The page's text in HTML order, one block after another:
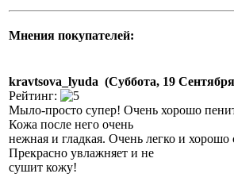
Мнения покупателей:
kravtsova_lyuda (Суббота, 19
Рейтинг:
Мыло-просто супер! Очень хорошо
Кожа после него очень
нежная и гладкая. Очень легко и
Прекрасно увлажняет и не
сушит кожу!